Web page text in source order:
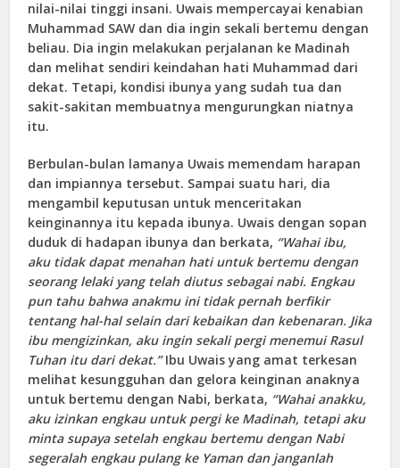
nilai-nilai tinggi insani. Uwais mempercayai kenabian
Muhammad SAW dan dia ingin sekali bertemu dengan
beliau. Dia ingin melakukan perjalanan ke Madinah
dan melihat sendiri keindahan hati Muhammad dari
dekat. Tetapi, kondisi ibunya yang sudah tua dan
sakit-sakitan membuatnya mengurungkan niatnya
itu.
Berbulan-bulan lamanya Uwais memendam harapan
dan impiannya tersebut. Sampai suatu hari, dia
mengambil keputusan untuk menceritakan
keinginannya itu kepada ibunya. Uwais dengan sopan
duduk di hadapan ibunya dan berkata, “Wahai ibu,
aku tidak dapat menahan hati untuk bertemu dengan
seorang lelaki yang telah diutus sebagai nabi. Engkau
pun tahu bahwa anakmu ini tidak pernah berfikir
tentang hal-hal selain dari kebaikan dan kebenaran. Jika
ibu mengizinkan, aku ingin sekali pergi menemui Rasul
Tuhan itu dari dekat.”Ibu Uwais yang amat terkesan
melihat kesungguhan dan gelora keinginan anaknya
untuk bertemu dengan Nabi, berkata, “Wahai anakku,
aku izinkan engkau untuk pergi ke Madinah, tetapi aku
minta supaya setelah engkau bertemu dengan Nabi
segeralah engkau pulang ke Yaman dan janganlah